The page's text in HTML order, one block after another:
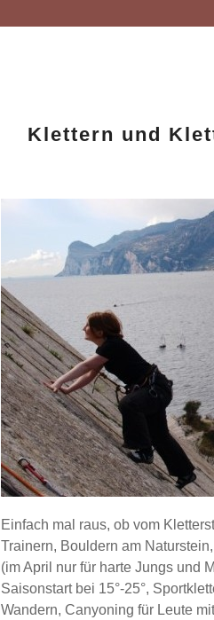
Klettern und
Einfach mal raus, ob vom
Trainern, Bouldern am
(im April nur für harte Jungs und
Saisonstart bei 15°-25°,
Wandern, Canyoning für Leute